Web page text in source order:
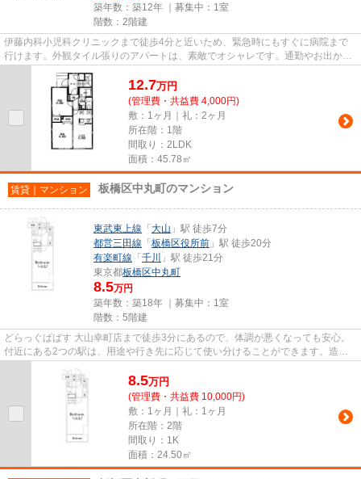
築年数：築12年 ｜募集中： 1室
階数：2階建
伊藤内科小児科クリニックまで徒歩4分と近いため、緊急時にもすぐに病院まで
行けます。外観タイル張りのアパートは、素敵でオシャレです。通勤やお出かけ
12.7万円
(管理費・共益費 4,000円)
敷：1ヶ月｜礼：2ヶ月
所在階：1階
間取り：2LDK
面積：45.78㎡
賃貸｜マンション 板橋区中丸町のマンション
東武東上線 「 大山 」駅 徒歩7分
都営三田線 「 板橋区役所前 」駅 徒歩20分
有楽町線 「 千川
」駅 徒歩21分
東京都板橋区中丸町
8.5万円
築年数：築18年 ｜募集中： 1室
階数：5階建
どらっぐぱぱす 大山幸町店まで徒歩3分にあるので、体調が悪くなっても安心。
付近にある2つの駅は、用途や行き先に応じて使い分けることができます。造り
8.5万円
(管理費・共益費 10,000円)
敷：1ヶ月｜礼：1ヶ月
所在階：2階
間取り：1K
面積：24.50㎡